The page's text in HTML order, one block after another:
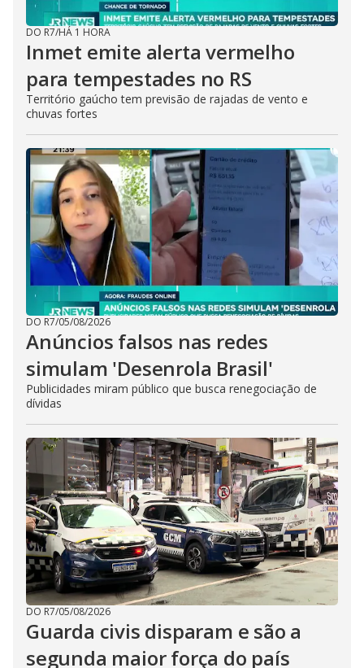
DO R7/HÁ 1 HORA
Inmet emite alerta vermelho
para tempestades no RS
Território gaúcho tem previsão de rajadas de vento e
chuvas fortes
DO R7/05/08/2026
Anúncios falsos nas redes
simulam 'Desenrola Brasil'
Publicidades miram público que busca renegociação de
dívidas
DO R7/05/08/2026
Guarda civis disparam e são a
segunda maior força do país